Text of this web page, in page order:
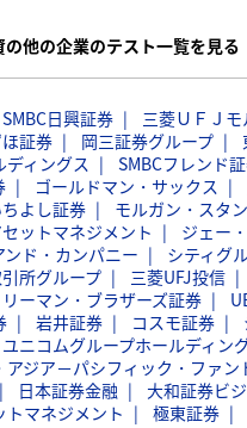
他の企業のテスト一覧を見る
SMBC日興証券
三菱ＵＦＪ
証券 岡三証券グループ
ディングス
SMBCフレンド
ゴールドマン・サックス
よし証券 モルガン・スタ
ットマネジメント
ジェー
ンド・カンパニー
シティグ
所グループ 三菱UFJ投信
リーマン・ブラザーズ証券
岩井証券 コスモ証券
ユニコムグループホールディン
アジア－パシフィック・ファン
日本証券金融 大和証券ビ
トマネジメント
極東証券